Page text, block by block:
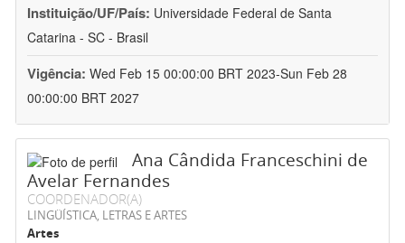
Instituição/UF/País: Universidade Federal de Santa
Catarina - SC - Brasil
Vigência: Wed Feb 15 00:00:00 BRT 2023-Sun Feb 28
00:00:00 BRT 2027
Ana Cândida Franceschini de
Avelar Fernandes
COORDENADOR(A)
LINGÜÍSTICA, LETRAS E ARTES
Artes